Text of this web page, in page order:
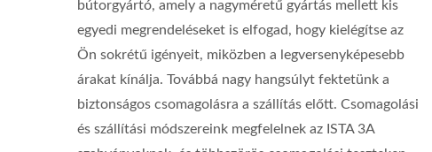
bútorgyártó, amely a nagyméretű gyártás mellett kis
egyedi megrendeléseket is elfogad, hogy kielégítse az
Ön sokrétű igényeit, miközben a legversenyképesebb
árakat kínálja. Továbbá nagy hangsúlyt fektetünk a
biztonságos csomagolásra a szállítás előtt. Csomagolási
és szállítási módszereink megfelelnek az ISTA 3A